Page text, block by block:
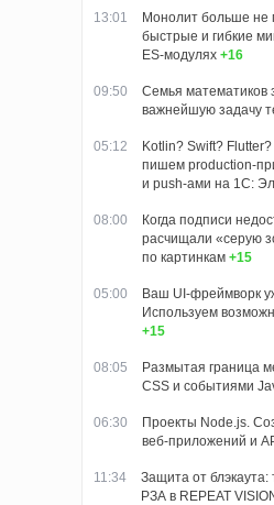
13:01
Монолит больше не
быстрые и гибкие
ES-модулях +16
09:50
Семья математиков
важнейшую задачу
05:12
Kotlin? Swift?
пишем production-
и push-ами на 1С:
08:00
Когда подписи
расчищали «серую
по картинкам +15
05:00
Ваш UI-фреймворк
Используем
+15
08:05
Размытая граница
CSS и событиями
06:30
Проекты Node.js.
веб-приложений и
11:34
Защита от
РЗА в REPEAT